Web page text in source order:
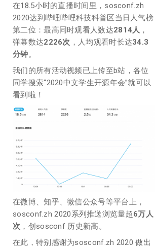
在18.5小时的直播时间里，sosconf.zh
2020达到哔哩哔哩科技科普区当日人气榜
第二位：最高同时观看人数达2814人 ，
弹幕数达2226次 ，人均观看时长达34.3
分钟。
我们的所有活动视频已上传至b站，各位
同学搜索“2020中文学生开源年会”就可以
看到啦！
在微博、知乎、微信公众号等平台上，
sosconf.zh 2020系列推送浏览量超6万人
次 ，创sosconf 历史新高。
在此，特别感谢为sosconf.zh 2020 做出